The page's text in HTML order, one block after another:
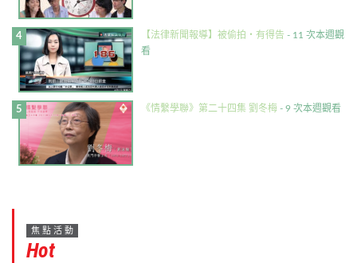
【法律新聞報導】被偷拍・有得告 - 11 次本週觀
看
《情繫學聯》第二十四集 劉冬梅 - 9 次本週觀看
焦點活動
Hot